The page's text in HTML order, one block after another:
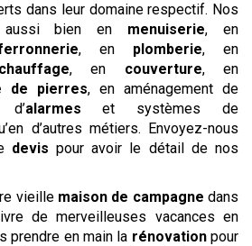
dans leur domaine respectif. Nos
aussi bien en menuiserie, en
, en plomberie, en
chauffage, en couverture, en
de pierres, en aménagement de
alarmes et systèmes de
d’autres métiers. Envoyez-nous
devis pour avoir le détail de nos
vieille maison de campagne dans
de merveilleuses vacances en
prendre en main la rénovationpour